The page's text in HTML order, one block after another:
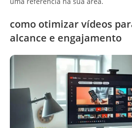
como otimizar vídeos
alcance e engajamento